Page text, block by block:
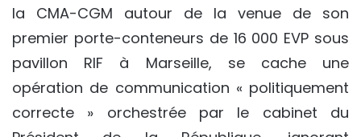
la CMA-CGM autour de la venue de son
premier porte-conteneurs de 16 000 EVP sous
pavillon RIF à Marseille, se cache une
opération de communication « politiquement
correcte » orchestrée par le cabinet du